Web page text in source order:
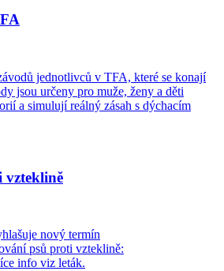
jednotlivců v TFA, které se konají
jsou určeny pro muže, ženy a děti
a simulují reálný zásah s dýchacím
vzteklině
nový termín
psů proti vzteklině:
info viz leták.